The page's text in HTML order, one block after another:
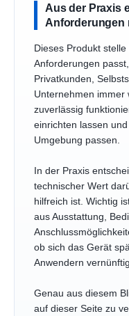
Aus der Praxis
Anforderungen
Dieses Produkt
Anforderungen
Privatkunden,
Unternehmen immer
zuverlässig
einrichten lassen
Umgebung passen.
In der Praxis
technischer Wert
hilfreich ist. Wichtig
aus Ausstattung,
ob sich das Gerät
Anwendern
Genau aus diesem
auf dieser Seite zu